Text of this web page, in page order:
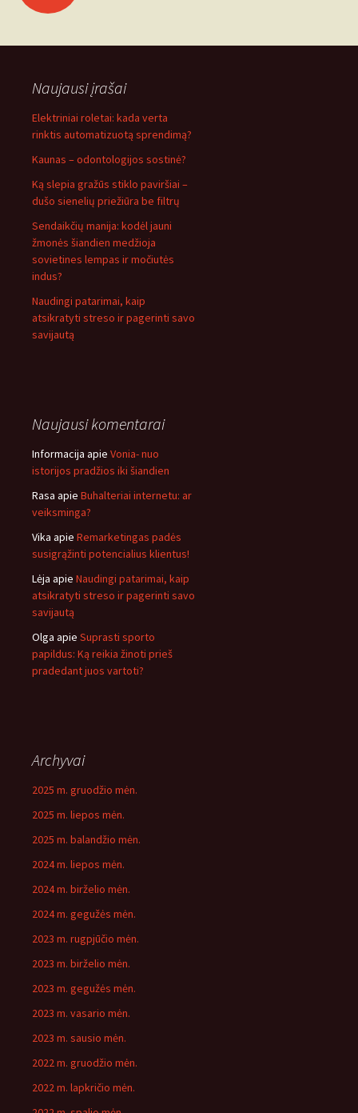
navigacija
Naujausi įrašai
Elektriniai roletai: kada verta
rinktis automatizuotą sprendimą?
Kaunas – odontologijos sostinė?
Ką slepia gražūs stiklo paviršiai –
dušo sienelių priežiūra be filtrų
Sendaikčių manija: kodėl jauni
žmonės šiandien medžioja
sovietines lempas ir močiutės
indus?
Naudingi patarimai, kaip
atsikratyti streso ir pagerinti savo
savijautą
Naujausi komentarai
Informacija apie Vonia- nuo
istorijos pradžios iki šiandien
Rasa apie Buhalteriai internetu: ar
veiksminga?
Vika apie Remarketingas padės
susigrąžinti potencialius klientus!
Lėja apie Naudingi patarimai, kaip
atsikratyti streso ir pagerinti savo
savijautą
Olga apie Suprasti sporto
papildus: Ką reikia žinoti prieš
pradedant juos vartoti?
Archyvai
2025 m. gruodžio mėn.
2025 m. liepos mėn.
2025 m. balandžio mėn.
2024 m. liepos mėn.
2024 m. birželio mėn.
2024 m. gegužės mėn.
2023 m. rugpjūčio mėn.
2023 m. birželio mėn.
2023 m. gegužės mėn.
2023 m. vasario mėn.
2023 m. sausio mėn.
2022 m. gruodžio mėn.
2022 m. lapkričio mėn.